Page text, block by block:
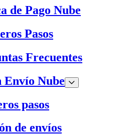
de Pago Nube
Pasos
Frecuentes
Envío Nube
pasos
de envíos